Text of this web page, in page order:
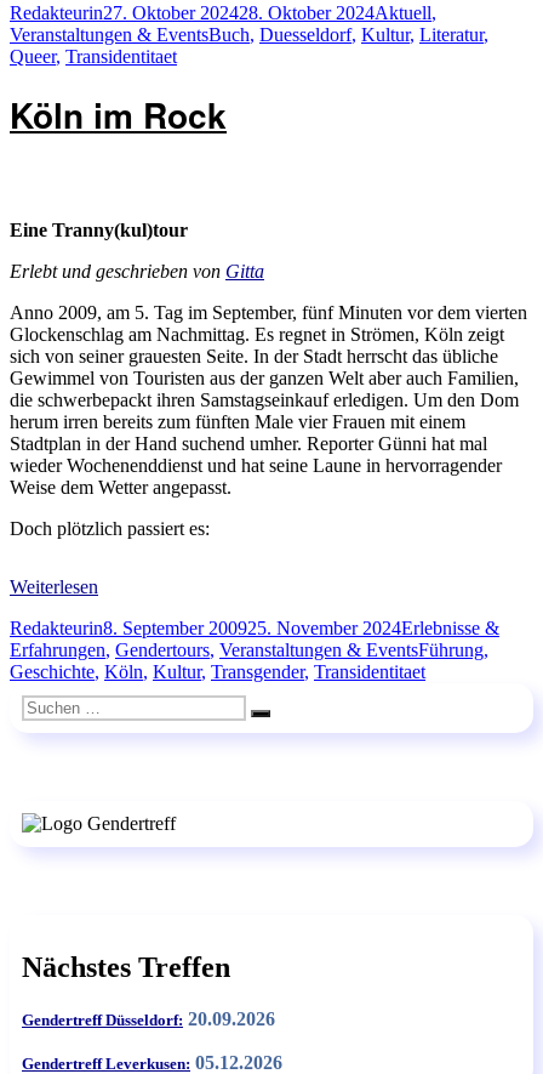
„Netzwerken“
so
Autor
RedakteurinVeröffentlicht
am
27. Oktober 202428. Oktober 2024Kategorien
Aktuell,
Veranstaltungen & EventsSchlagwörter
Buch, Duesseldorf, Kultur, Literatur,
Queer, Transidentitaet
Köln im Rock
Eine Tranny(kul)tour
Erlebt und geschrieben von Gitta
Anno 2009, am 5. Tag im September, fünf Minuten vor dem vierten
Glockenschlag am Nachmittag. Es regnet in Strömen, Köln zeigt
sich von seiner grauesten Seite. In der Stadt herrscht das übliche
Gewimmel von Touristen aus der ganzen Welt aber auch Familien,
die schwerbepackt ihren Samstagseinkauf erledigen. Um den Dom
herum irren bereits zum fünften Male vier Frauen mit einem
Stadtplan in der Hand suchend umher. Reporter Günni hat mal
wieder Wochenenddienst und hat seine Laune in hervorragender
Weise dem Wetter angepasst.
Doch plötzlich passiert es:
Weiterlesen
Autor
RedakteurinVeröffentlicht
am
8. September 200925. November 2024Kategorien
Erlebnisse &
Erfahrungen, Gendertours, Veranstaltungen & EventsSchlagwörter
Führung,
Geschichte, Köln, Kultur, Transgender, Transidentitaet
Suchen
nach:
Suchen
Nächstes Treffen
Gendertreff Düsseldorf: 20.09.2026
Gendertreff Leverkusen: 05.12.2026